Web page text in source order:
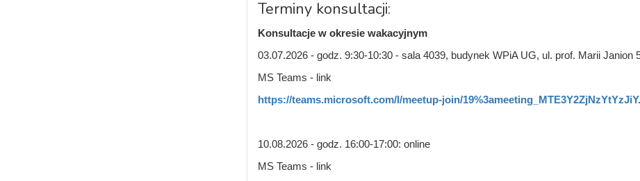
Terminy konsultacji:
Konsultacje w okresie wakacyjnym
03.07.2026 - godz. 9:30-10:30 - sala 4039, budynek WPiA UG, ul. prof. Marii Janion
MS Teams - link
https://teams.microsoft.com/l/meetup-join/
10.08.2026 - godz. 16:00-17:00: online
MS Teams - link